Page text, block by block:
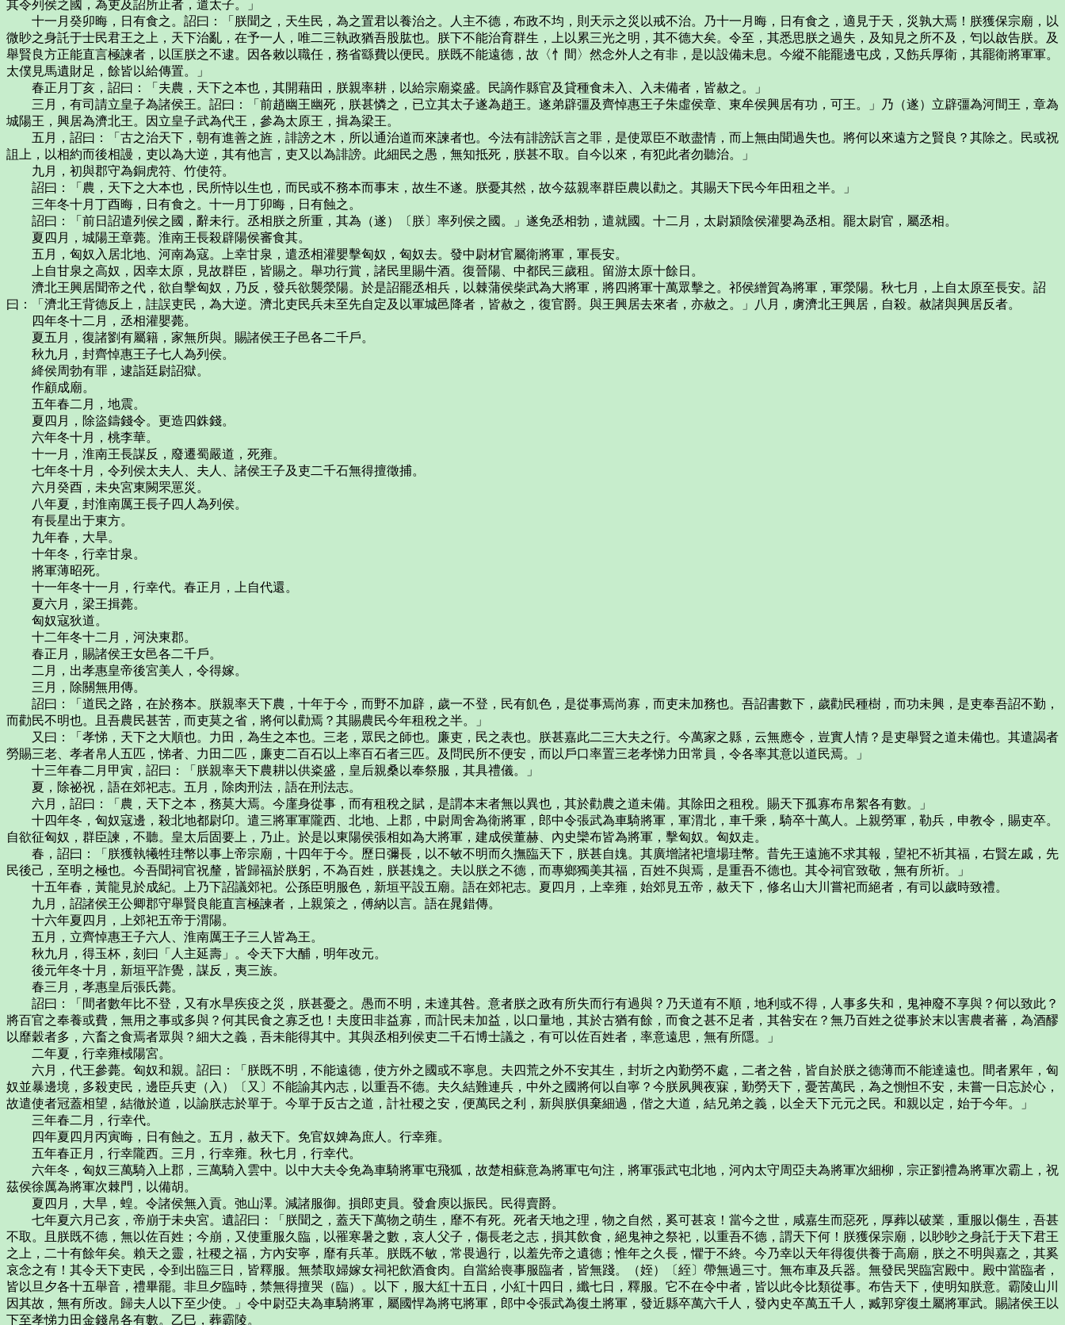
其令列侯之國，為吏及詔所止者，遣太子。」
十一月癸卯晦，日有食之。詔曰：「朕聞之，天生民，為之置君以養治之。人主不德，布政不均，則天示之災以戒不治。乃十一月晦，日有食之，適見于天，災孰大焉！朕獲保宗廟，以
微眇之身託于士民君王之上，天下治亂，在予一人，唯二三執政猶吾股肱也。朕下不能治育群生，上以累三光之明，其不德大矣。令至，其悉思朕之過失，及知見之所不及，匄以啟告朕。及
舉賢良方正能直言極諫者，以匡朕之不逮。因各敕以職任，務省繇費以便民。朕既不能遠德，故〈忄間〉然念外人之有非，是以設備未息。今縱不能罷邊屯戍，又飭兵厚衛，其罷衛將軍軍。
太僕見馬遺財足，餘皆以給傳置。」
春正月丁亥，詔曰：「夫農，天下之本也，其開藉田，朕親率耕，以給宗廟粢盛。民謫作縣官及貸種食未入、入未備者，皆赦之。」
三月，有司請立皇子為諸侯王。詔曰：「前趙幽王幽死，朕甚憐之，已立其太子遂為趙王。遂弟辟彊及齊悼惠王子朱虛侯章、東牟侯興居有功，可王。」乃（遂）立辟彊為河間王，章為
城陽王，興居為濟北王。因立皇子武為代王，參為太原王，揖為梁王。
五月，詔曰：「古之治天下，朝有進善之旌，誹謗之木，所以通治道而來諫者也。今法有誹謗訞言之罪，是使眾臣不敢盡情，而上無由聞過失也。將何以來遠方之賢良？其除之。民或祝
詛上，以相約而後相謾，吏以為大逆，其有他言，吏又以為誹謗。此細民之愚，無知抵死，朕甚不取。自今以來，有犯此者勿聽治。」
九月，初與郡守為銅虎符、竹使符。
詔曰：「農，天下之大本也，民所恃以生也，而民或不務本而事末，故生不遂。朕憂其然，故今茲親率群臣農以勸之。其賜天下民今年田租之半。」
三年冬十月丁酉晦，日有食之。十一月丁卯晦，日有蝕之。
詔曰：「前日詔遣列侯之國，辭未行。丞相朕之所重，其為（遂）〔朕〕率列侯之國。」遂免丞相勃，遣就國。十二月，太尉潁陰侯灌嬰為丞相。罷太尉官，屬丞相。
夏四月，城陽王章薨。淮南王長殺辟陽侯審食其。
五月，匈奴入居北地、河南為寇。上幸甘泉，遣丞相灌嬰擊匈奴，匈奴去。發中尉材官屬衛將軍，軍長安。
上自甘泉之高奴，因幸太原，見故群臣，皆賜之。舉功行賞，諸民里賜牛酒。復晉陽、中都民三歲租。留游太原十餘日。
濟北王興居聞帝之代，欲自擊匈奴，乃反，發兵欲襲滎陽。於是詔罷丞相兵，以棘蒲侯柴武為大將軍，將四將軍十萬眾擊之。祁侯繒賀為將軍，軍滎陽。秋七月，上自太原至長安。詔
曰：「濟北王背德反上，詿誤吏民，為大逆。濟北吏民兵未至先自定及以軍城邑降者，皆赦之，復官爵。與王興居去來者，亦赦之。」八月，虜濟北王興居，自殺。赦諸與興居反者。
四年冬十二月，丞相灌嬰薨。
夏五月，復諸劉有屬籍，家無所與。賜諸侯王子邑各二千戶。
秋九月，封齊悼惠王子七人為列侯。
絳侯周勃有罪，逮詣廷尉詔獄。
作顧成廟。
五年春二月，地震。
夏四月，除盜鑄錢令。更造四銖錢。
六年冬十月，桃李華。
十一月，淮南王長謀反，廢遷蜀嚴道，死雍。
七年冬十月，令列侯太夫人、夫人、諸侯王子及吏二千石無得擅徵捕。
六月癸酉，未央宮東闕罘罳災。
八年夏，封淮南厲王長子四人為列侯。
有長星出于東方。
九年春，大旱。
十年冬，行幸甘泉。
將軍薄昭死。
十一年冬十一月，行幸代。春正月，上自代還。
夏六月，梁王揖薨。
匈奴寇狄道。
十二年冬十二月，河決東郡。
春正月，賜諸侯王女邑各二千戶。
二月，出孝惠皇帝後宮美人，令得嫁。
三月，除關無用傳。
詔曰：「道民之路，在於務本。朕親率天下農，十年于今，而野不加辟，歲一不登，民有飢色，是從事焉尚寡，而吏未加務也。吾詔書數下，歲勸民種樹，而功未興，是吏奉吾詔不勤，
而勸民不明也。且吾農民甚苦，而吏莫之省，將何以勸焉？其賜農民今年租稅之半。」
又曰：「孝悌，天下之大順也。力田，為生之本也。三老，眾民之師也。廉吏，民之表也。朕甚嘉此二三大夫之行。今萬家之縣，云無應令，豈實人情？是吏舉賢之道未備也。其遣謁者
勞賜三老、孝者帛人五匹，悌者、力田二匹，廉吏二百石以上率百石者三匹。及問民所不便安，而以戶口率置三老孝悌力田常員，令各率其意以道民焉。」
十三年春二月甲寅，詔曰：「朕親率天下農耕以供粢盛，皇后親桑以奉祭服，其具禮儀。」
夏，除祕祝，語在郊祀志。五月，除肉刑法，語在刑法志。
六月，詔曰：「農，天下之本，務莫大焉。今廑身從事，而有租稅之賦，是謂本末者無以異也，其於勸農之道未備。其除田之租稅。賜天下孤寡布帛絮各有數。」
十四年冬，匈奴寇邊，殺北地都尉卬。遣三將軍軍隴西、北地、上郡，中尉周舍為衛將軍，郎中令張武為車騎將軍，軍渭北，車千乘，騎卒十萬人。上親勞軍，勒兵，申教令，賜吏卒。
自欲征匈奴，群臣諫，不聽。皇太后固要上，乃止。於是以東陽侯張相如為大將軍，建成侯董赫、內史欒布皆為將軍，擊匈奴。匈奴走。
春，詔曰：「朕獲執犧牲珪幣以事上帝宗廟，十四年于今。歷日彌長，以不敏不明而久撫臨天下，朕甚自媿。其廣增諸祀壇場珪幣。昔先王遠施不求其報，望祀不祈其福，右賢左戚，先
民後己，至明之極也。今吾聞祠官祝釐，皆歸福於朕躬，不為百姓，朕甚媿之。夫以朕之不德，而專鄉獨美其福，百姓不與焉，是重吾不德也。其令祠官致敬，無有所祈。」
十五年春，黃龍見於成紀。上乃下詔議郊祀。公孫臣明服色，新垣平設五廟。語在郊祀志。夏四月，上幸雍，始郊見五帝，赦天下，修名山大川嘗祀而絕者，有司以歲時致禮。
九月，詔諸侯王公卿郡守舉賢良能直言極諫者，上親策之，傅納以言。語在晁錯傳。
十六年夏四月，上郊祀五帝于渭陽。
五月，立齊悼惠王子六人、淮南厲王子三人皆為王。
秋九月，得玉杯，刻曰「人主延壽」。令天下大酺，明年改元。
後元年冬十月，新垣平詐覺，謀反，夷三族。
春三月，孝惠皇后張氏薨。
詔曰：「間者數年比不登，又有水旱疾疫之災，朕甚憂之。愚而不明，未達其咎。意者朕之政有所失而行有過與？乃天道有不順，地利或不得，人事多失和，鬼神廢不享與？何以致此？
將百官之奉養或費，無用之事或多與？何其民食之寡乏也！夫度田非益寡，而計民未加益，以口量地，其於古猶有餘，而食之甚不足者，其咎安在？無乃百姓之從事於末以害農者蕃，為酒醪
以靡穀者多，六畜之食焉者眾與？細大之義，吾未能得其中。其與丞相列侯吏二千石博士議之，有可以佐百姓者，率意遠思，無有所隱。」
二年夏，行幸雍棫陽宮。
六月，代王參薨。匈奴和親。詔曰：「朕既不明，不能遠德，使方外之國或不寧息。夫四荒之外不安其生，封圻之內勤勞不處，二者之咎，皆自於朕之德薄而不能達遠也。間者累年，匈
奴並暴邊境，多殺吏民，邊臣兵吏（入）〔又〕不能諭其內志，以重吾不德。夫久結難連兵，中外之國將何以自寧？今朕夙興夜寐，勤勞天下，憂苦萬民，為之惻怛不安，未嘗一日忘於心，
故遣使者冠蓋相望，結徹於道，以諭朕志於單于。今單于反古之道，計社稷之安，便萬民之利，新與朕俱棄細過，偕之大道，結兄弟之義，以全天下元元之民。和親以定，始于今年。」
三年春二月，行幸代。
四年夏四月丙寅晦，日有蝕之。五月，赦天下。免官奴婢為庶人。行幸雍。
五年春正月，行幸隴西。三月，行幸雍。秋七月，行幸代。
六年冬，匈奴三萬騎入上郡，三萬騎入雲中。以中大夫令免為車騎將軍屯飛狐，故楚相蘇意為將軍屯句注，將軍張武屯北地，河內太守周亞夫為將軍次細柳，宗正劉禮為將軍次霸上，祝
茲侯徐厲為將軍次棘門，以備胡。
夏四月，大旱，蝗。令諸侯無入貢。弛山澤。減諸服御。損郎吏員。發倉庾以振民。民得賣爵。
七年夏六月己亥，帝崩于未央宮。遺詔曰：「朕聞之，蓋天下萬物之萌生，靡不有死。死者天地之理，物之自然，奚可甚哀！當今之世，咸嘉生而惡死，厚葬以破業，重服以傷生，吾甚
不取。且朕既不德，無以佐百姓；今崩，又使重服久臨，以罹寒暑之數，哀人父子，傷長老之志，損其飲食，絕鬼神之祭祀，以重吾不德，謂天下何！朕獲保宗廟，以眇眇之身託于天下君王
之上，二十有餘年矣。賴天之靈，社稷之福，方內安寧，靡有兵革。朕既不敏，常畏過行，以羞先帝之遺德；惟年之久長，懼于不終。今乃幸以天年得復供養于高廟，朕之不明與嘉之，其奚
哀念之有！其令天下吏民，令到出臨三日，皆釋服。無禁取婦嫁女祠祀飲酒食肉。自當給喪事服臨者，皆無踐。（姪）〔絰〕帶無過三寸。無布車及兵器。無發民哭臨宮殿中。殿中當臨者，
皆以旦夕各十五舉音，禮畢罷。非旦夕臨時，禁無得擅哭（臨）。以下，服大紅十五日，小紅十四日，纖七日，釋服。它不在令中者，皆以此令比類從事。布告天下，使明知朕意。霸陵山川
因其故，無有所改。歸夫人以下至少使。」令中尉亞夫為車騎將軍，屬國悍為將屯將軍，郎中令張武為復土將軍，發近縣卒萬六千人，發內史卒萬五千人，臧郭穿復土屬將軍武。賜諸侯王以
下至孝悌力田金錢帛各有數。乙巳，葬霸陵。